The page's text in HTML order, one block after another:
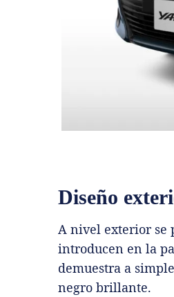
Diseño
A nivel exterior se
introducen en la
demuestra a
negro brillante.